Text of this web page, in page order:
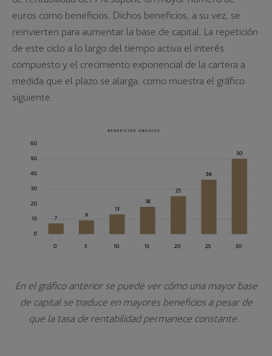
euros como beneficios. Dichos beneficios, a su vez, se
reinvierten para aumentar la base de capital. La repetición
de este ciclo a lo largo del tiempo activa el interés
compuesto y el crecimiento exponencial de la cartera a
medida que el plazo se alarga, como muestra el gráfico
siguiente.
En el gráfico anterior se puede ver cómo una mayor base
de capital se traduce en mayores beneficios a pesar de
que la tasa de rentabilidad permanece constante.